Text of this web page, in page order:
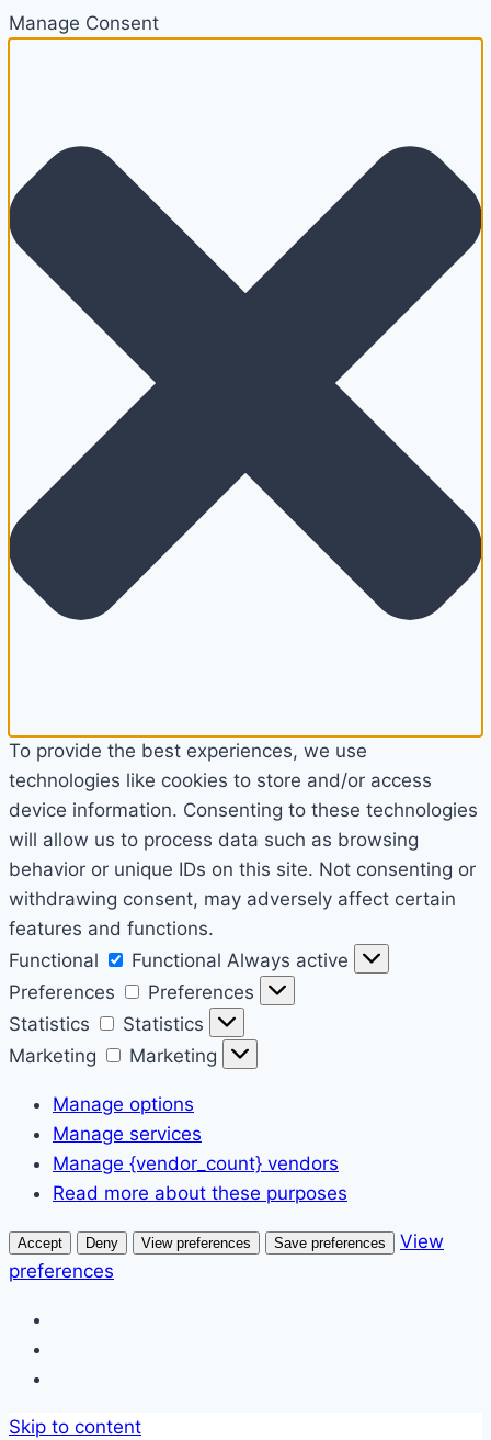
Manage Consent
To provide the best experiences, we use
technologies like cookies to store and/or access
device information. Consenting to these technologies
will allow us to process data such as browsing
behavior or unique IDs on this site. Not consenting or
withdrawing consent, may adversely affect certain
features and functions.
Functional
Functional Always active
Preferences
Preferences
Statistics
Statistics
Marketing
Marketing
Manage options
Manage services
Manage {vendor_count} vendors
Read more about these purposes
Accept Deny View preferences Save preferences
View
preferences
Skip to content